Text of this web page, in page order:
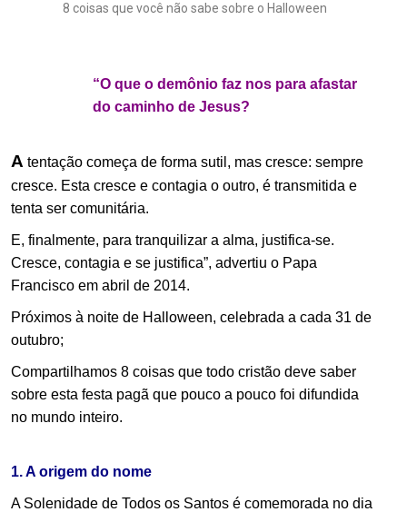
8 coisas que você não sabe sobre o Halloween
“O que o demônio faz nos para afastar
do caminho de Jesus?
A tentação começa de forma sutil, mas cresce: sempre
cresce. Esta cresce e contagia o outro, é transmitida e
tenta ser comunitária.
E, finalmente, para tranquilizar a alma, justifica-se.
Cresce, contagia e se justifica”, advertiu o Papa
Francisco em abril de 2014.
Próximos à noite de Halloween, celebrada a cada 31 de
outubro;
Compartilhamos 8 coisas que todo cristão deve saber
sobre esta festa pagã que pouco a pouco foi difundida
no mundo inteiro.
1. A origem do nome
A Solenidade de Todos os Santos é comemorada no dia